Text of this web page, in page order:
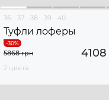
36 37 38 39 40
Туфли лоферы
4108
5868 грн
2 цвета